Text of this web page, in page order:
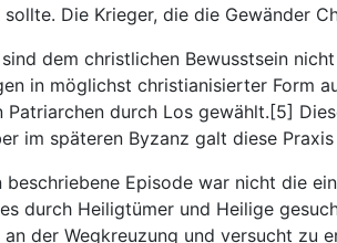
Die Krieger, die die Gewänder
dem christlichen Bewusstsein
in möglichst christianisierter Form
durch Los gewählt.[5]
im späteren Byzanz galt diese
Episode war nicht die
durch Heiligtümer und Heilige
der Wegkreuzung und versucht